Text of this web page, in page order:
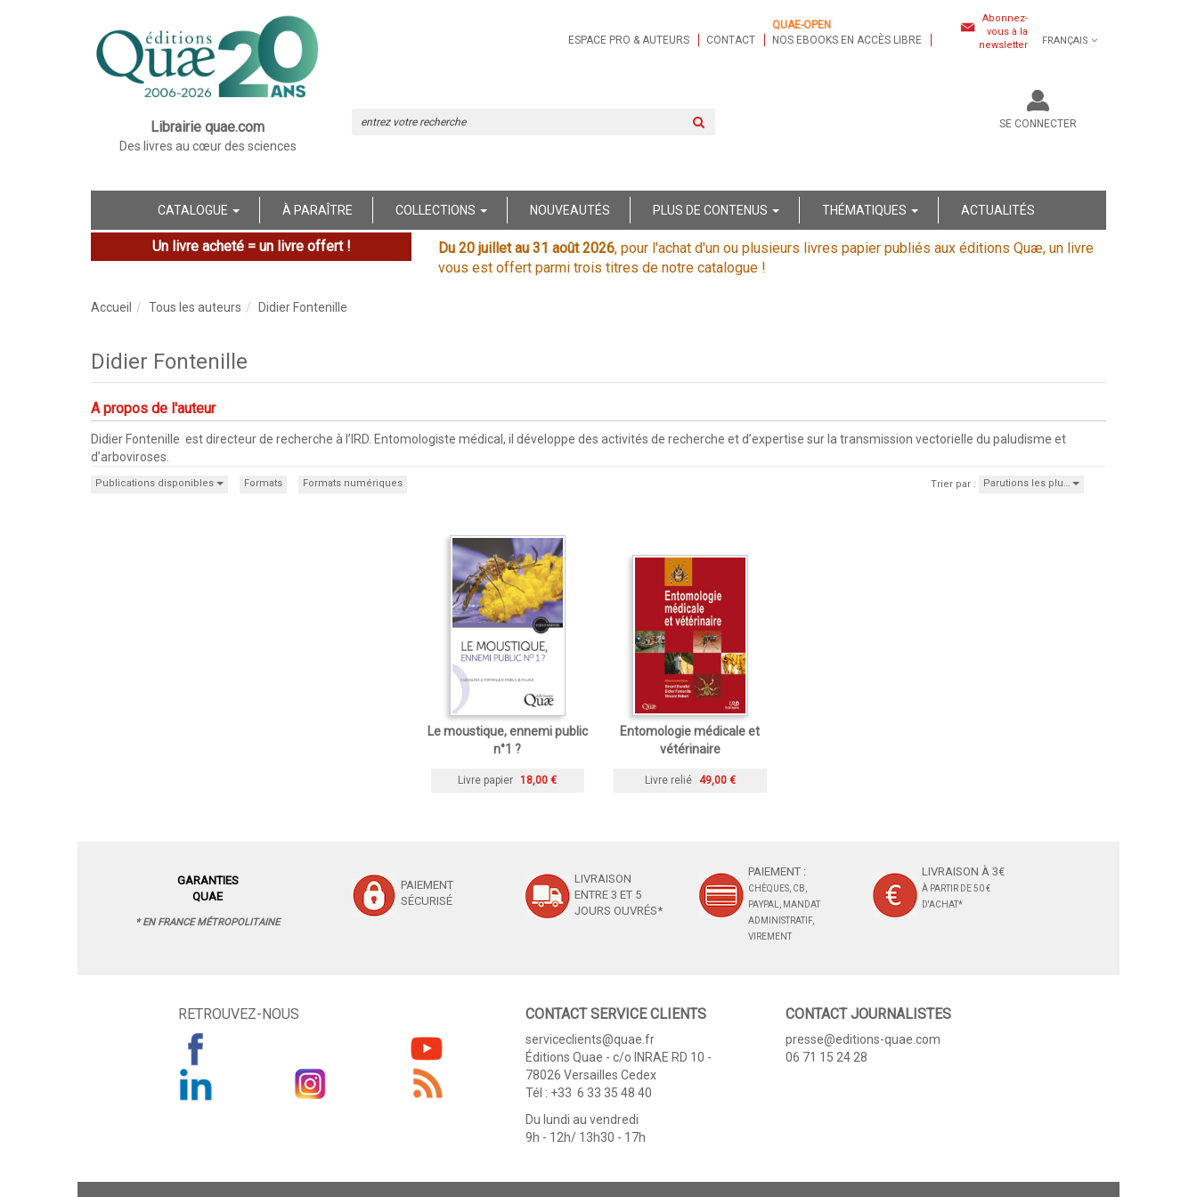
Librairie quae.com
Des livres au cœur des sciences
ESPACE PRO & AUTEURS CONTACT
QUAE-OPEN
NOS EBOOKS EN ACCÈS LIBRE
Abonnez-
vous à la
newsletter
FRANÇAIS
SE CONNECTER
CATALOGUE À PARAÎTRE COLLECTIONS NOUVEAUTÉS PLUS DE CONTENUS THÉMATIQUES ACTUALITÉS
Un livre acheté = un livre offert ! Du 20 juillet au 31 août 2026, pour l'achat d'un ou plusieurs livres papier publiés aux éditions Quæ, un livre
vous est offert parmi trois titres de notre catalogue !
Accueil Tous les auteurs Didier Fontenille
Didier Fontenille
A propos de l'auteur
Didier Fontenille est directeur de recherche à l’IRD. Entomologiste médical, il développe des activités de recherche et d’expertise sur la transmission vectorielle du paludisme et
d’arboviroses.
Publications disponibles Formats Formats numériques Trier par : Parutions les plu…
Le moustique, ennemi public
n°1 ?
Livre papier 18,00 €
Entomologie médicale et
vétérinaire
Livre relié 49,00 €
GARANTIES
QUAE
* EN FRANCE MÉTROPOLITAINE
PAIEMENT
SÉCURISÉ
LIVRAISON
ENTRE 3 ET 5
JOURS OUVRÉS*
PAIEMENT :
CHÈQUES, CB,
PAYPAL, MANDAT
ADMINISTRATIF,
VIREMENT
LIVRAISON À 3€
À PARTIR DE 50 €
D'ACHAT*
RETROUVEZ-NOUS CONTACT SERVICE CLIENTS
serviceclients@quae.fr
Éditions Quae - c/o INRAE RD 10 -
78026 Versailles Cedex
Tél : +33 6 33 35 48 40
Du lundi au vendredi
9h - 12h/ 13h30 - 17h
CONTACT JOURNALISTES
presse@editions-quae.com
06 71 15 24 28